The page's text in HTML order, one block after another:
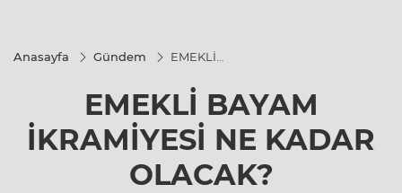
Anasayfa Gündem
EMEKLİ
İKRAMİYESİ
NE KADAR
OLACAK?
EMEKLİ BAYAM
İKRAMİYESİ NE KADAR
OLACAK?